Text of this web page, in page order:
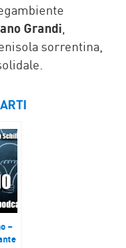
Grandi
sorrentina,
–